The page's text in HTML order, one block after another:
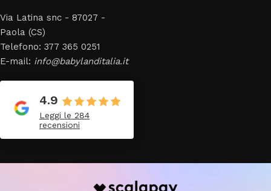
Via Latina snc - 87027 -
Paola (CS)
Telefono: 377 365 0251
E-mail: info@babylanditalia.it
4.9
Leggi le 284
recensioni